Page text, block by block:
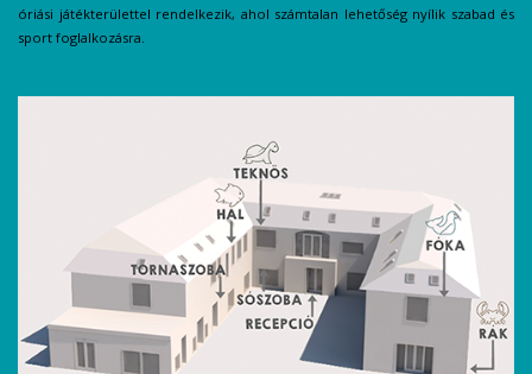
óriási játékterülettel rendelkezik, ahol számtalan lehetőség nyílik szabad és
sport foglalkozásra.